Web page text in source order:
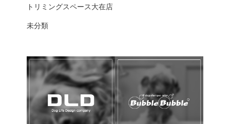
トリミングスペース大在店
未分類